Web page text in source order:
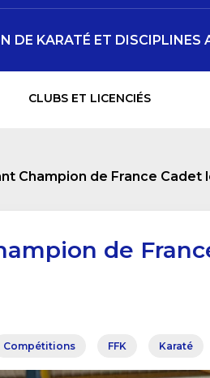
CLUBS ET LICENCIÉS
DE KARATÉ ET DISCIPLINES
Champion de France Cadet
de
Compétitions FFK Karaté